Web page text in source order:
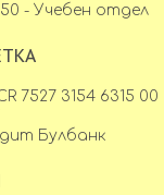
- Учебен отдел
7527 3154 6315 00
Булбанк